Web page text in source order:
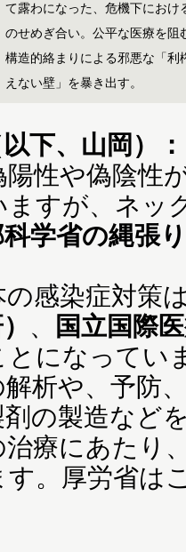
て露わになった、危機下におけ
のせめぎ合い。公平な医療を阻
構造的絡まりによる邪悪な「利
えない壁」を暴き出す。
下、山岡）：
陽性や偽陰性
ますが、ネッ
学省の縄張
感染症対策
、
国立国際
とになってい
析や、予防
の製造など
療にあたり
。厚労省は